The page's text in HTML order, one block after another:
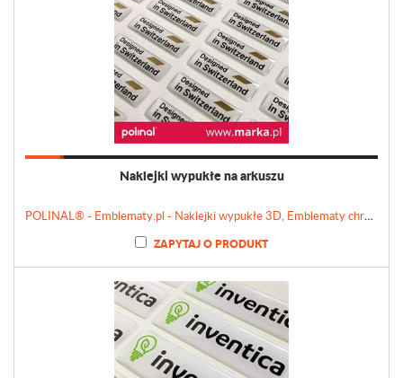
Naklejki wypukłe na arkuszu
POLINAL® - Emblematy.pl - Naklejki wypukłe 3D, Emblematy chromowane, Tabliczki, Etykiety
ZAPYTAJ O PRODUKT